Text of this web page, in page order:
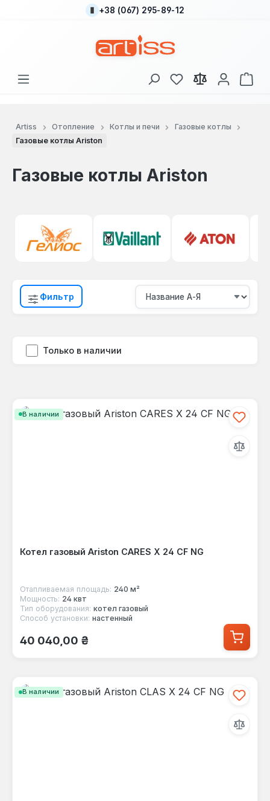
Перейти к основному содержанию
+38 (067) 295-89-12
У вас есть товары
В
Artiss Отопление Котлы и печи
Газовые котлы
Газовые котлы Ariston
Газовые котлы Ariston
Фильтр
Только в наличии
В наличии
Котел газовый Ariston CARES X 24 CF NG
Отапливаемая площадь: 240 м²
Мощность: 24 квт
Тип оборудования: котел газовый
Способ установки: настенный
Обычная цена:
40 040,00 ₴
В наличии